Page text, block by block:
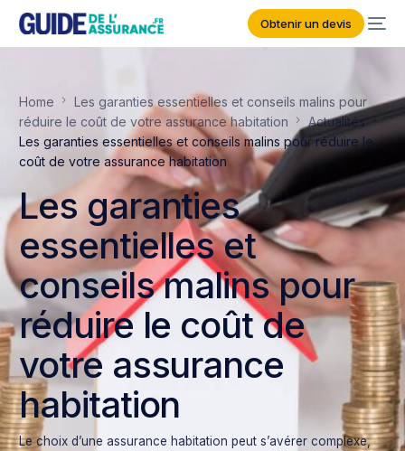
Obtenir un devis
Home
Les garanties essentielles et conseils malins pour
réduire le coût de votre assurance habitation
Actualités
Les garanties essentielles et conseils malins pour réduire le
coût de votre assurance habitation
Les garanties
essentielles et
conseils malins pour
réduire le coût de
votre assurance
habitation
Le choix d’une assurance habitation peut s’avérer complexe,